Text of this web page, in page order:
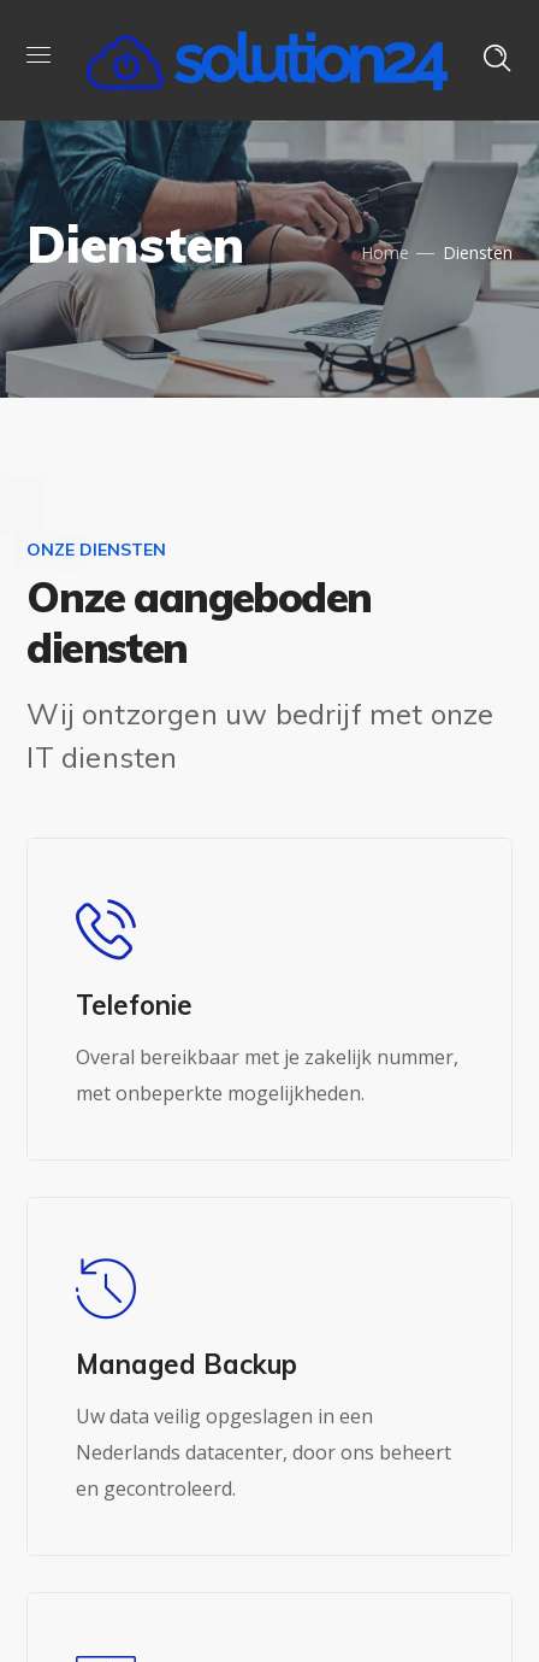
Diensten Home Diensten
ONZE DIENSTEN
Onze aangeboden
diensten
Wij ontzorgen uw bedrijf met onze
IT diensten
Telefonie
Overal bereikbaar met je zakelijk nummer,
met onbeperkte mogelijkheden.
Managed Backup
Uw data veilig opgeslagen in een
Nederlands datacenter, door ons beheert
en gecontroleerd.